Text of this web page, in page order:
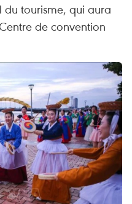
du tourisme, qui aura
de convention